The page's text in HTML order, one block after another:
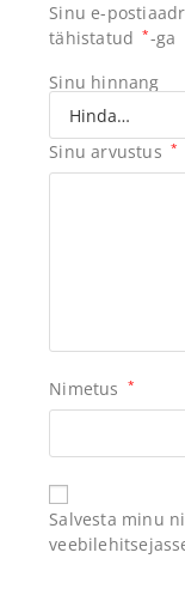
Sinu e-
tähistatud
*-ga
Sinu hinnang
Sinu arvustus *
Nimetus *
Salvesta minu